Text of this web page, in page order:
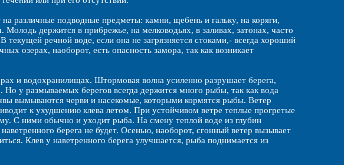
различные подводные предметы: камни, щебень и гальку, на коряги,
держится в прибрежье, на мелководьях, в заливах, затонах, часто
текущей речной воде, если она не загрязняется стоками,- всегда хороший
озерах, наоборот, есть опасность замора, так как возникает
и водохранилищах. Штормовая волна усиленно разрушает берега,
у размываемых берегов всегда держится много рыбы, так как вода
вымываются черви и насекомые, которыми кормятся рыбы. Ветер
к ухудшению клева летом. При устойчивом ветре теплые прогретые
С ними обычно и уходит рыба. На смену теплой воде из глубин
берега не будет. Осенью, наоборот, сгонный ветер вызывает
Клев у наветренного берега улучшается, рыба поднимается из